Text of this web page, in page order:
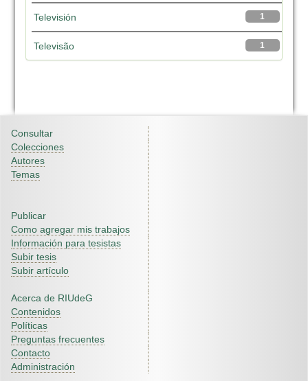
1
Televisión
1
Televisão
Consultar
Colecciones
Autores
Temas
Publicar
Como agregar mis trabajos
Información para tesistas
Subir tesis
Subir artículo
Acerca de RIUdeG
Contenidos
Políticas
Preguntas frecuentes
Contacto
Administración